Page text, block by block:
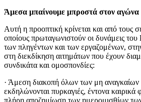
Άμεσα μπαίνουμε μπροστά στον αγώνα
Αυτή η προοπτική κρίνεται και από τους
οποίους πρωταγωνιστούν οι δυνάμεις
των πληγέντων και των εργαζομένων,
στη διεκδίκηση αιτημάτων που έχουν
συνδικάτα και ομοσπονδίες:
· Άμεση διακοπή όλων των μη
εκδηλώνονται πυρκαγιές, έντονα καιρικά